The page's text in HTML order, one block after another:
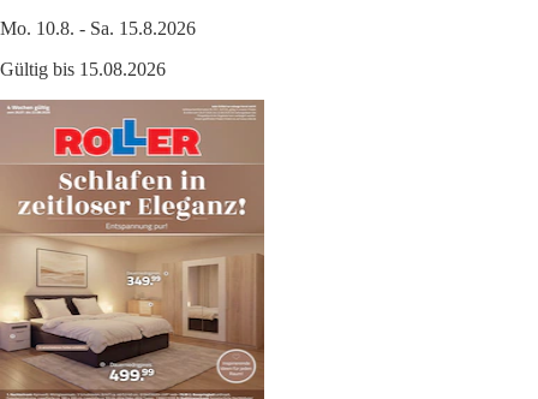
Mo. 10.8. - Sa. 15.8.2026
Gültig bis 15.08.2026